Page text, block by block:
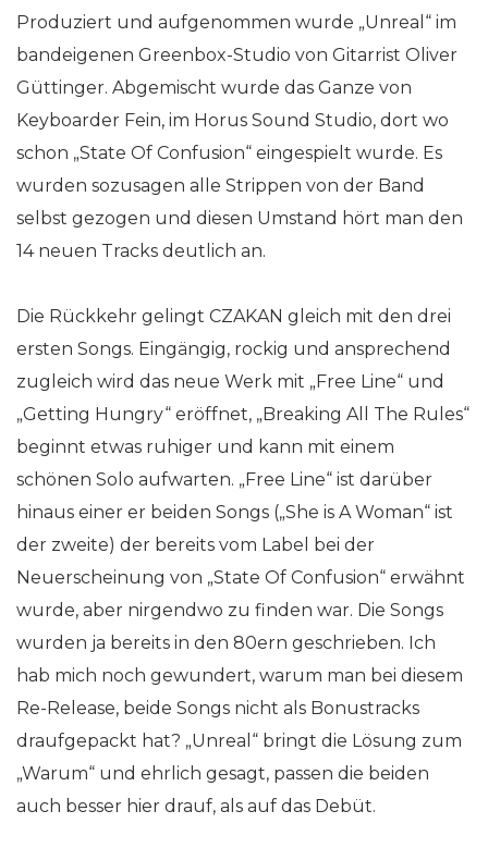
Produziert und aufgenommen wurde „Unreal“ im
bandeigenen Greenbox-Studio von Gitarrist Oliver
Güttinger. Abgemischt wurde das Ganze von
Keyboarder Fein, im Horus Sound Studio, dort wo
schon „State Of Confusion“ eingespielt wurde. Es
wurden sozusagen alle Strippen von der Band
selbst gezogen und diesen Umstand hört man den
14 neuen Tracks deutlich an.
Die Rückkehr gelingt CZAKAN gleich mit den drei
ersten Songs. Eingängig, rockig und ansprechend
zugleich wird das neue Werk mit „Free Line“ und
„Getting Hungry“ eröffnet, „Breaking All The Rules“
beginnt etwas ruhiger und kann mit einem
schönen Solo aufwarten. „Free Line“ ist darüber
hinaus einer er beiden Songs („She is A Woman“ ist
der zweite) der bereits vom Label bei der
Neuerscheinung von „State Of Confusion“ erwähnt
wurde, aber nirgendwo zu finden war. Die Songs
wurden ja bereits in den 80ern geschrieben. Ich
hab mich noch gewundert, warum man bei diesem
Re-Release, beide Songs nicht als Bonustracks
draufgepackt hat? „Unreal“ bringt die Lösung zum
„Warum“ und ehrlich gesagt, passen die beiden
auch besser hier drauf, als auf das Debüt.